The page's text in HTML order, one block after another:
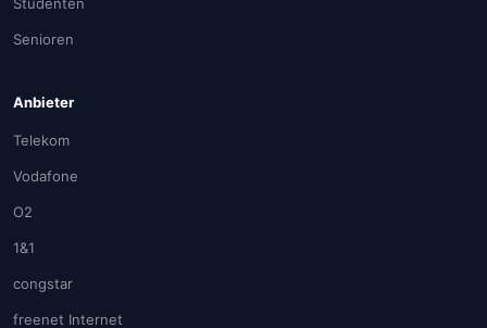
Senioren
Anbieter
Telekom
Vodafone
O2
1&1
congstar
freenet Internet